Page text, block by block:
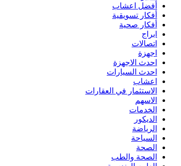
أفضل اعشاب
أفكار تسويقية
أفكار صحية
ابراج
اتصالات
اجهزة
احدث الاجهزة
احدث السيارات
اعشاب
الاستثمار في العقارات
الاسهم
الخدمات
الديكور
الرياضة
السياحة
الصحة
الصحة والطب